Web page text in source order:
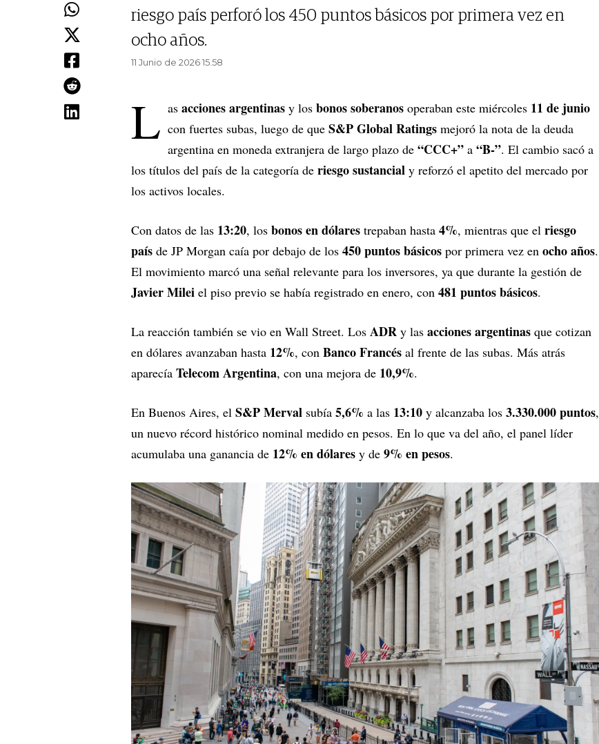
riesgo país perforó los 450 puntos básicos por primera vez en
ocho años.
11 Junio de 2026 15.58
L as acciones argentinas y los bonos soberanos operaban este miércoles 11 de junio
con fuertes subas, luego de que S&P Global Ratings mejoró la nota de la deuda
argentina en moneda extranjera de largo plazo de “CCC+” a “B-”. El cambio sacó a
los títulos del país de la categoría de riesgo sustancial y reforzó el apetito del mercado por
los activos locales.
Con datos de las 13:20, los bonos en dólares trepaban hasta 4%, mientras que el riesgo
país de JP Morgan caía por debajo de los 450 puntos básicos por primera vez en ocho años.
El movimiento marcó una señal relevante para los inversores, ya que durante la gestión de
Javier Milei el piso previo se había registrado en enero, con 481 puntos básicos.
La reacción también se vio en Wall Street. Los ADR y las acciones argentinas que cotizan
en dólares avanzaban hasta 12%, con Banco Francés al frente de las subas. Más atrás
aparecía Telecom Argentina, con una mejora de 10,9%.
En Buenos Aires, el S&P Merval subía 5,6% a las 13:10 y alcanzaba los 3.330.000 puntos,
un nuevo récord histórico nominal medido en pesos. En lo que va del año, el panel líder
acumulaba una ganancia de 12% en dólares y de 9% en pesos.